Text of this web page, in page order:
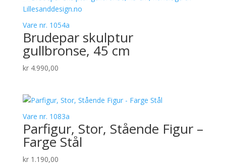
Vare nr. 1054a
Brudepar skulptur
gullbronse, 45 cm
kr4.990,00
Vare nr. 1083a
Parfigur, Stor, Stående Figur –
Farge Stål
kr1.190,00